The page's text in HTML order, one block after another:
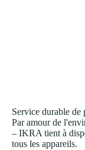
Service durable de
Par amour de
– IKRA tient à
tous les appareils.